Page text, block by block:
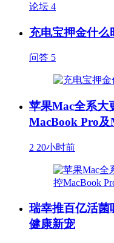
论坛 4
充电宝押金什么
问答 5
苹果Mac全系大
MacBook Pro
2 20小时前
瑞幸推百亿活菌
健康新宠